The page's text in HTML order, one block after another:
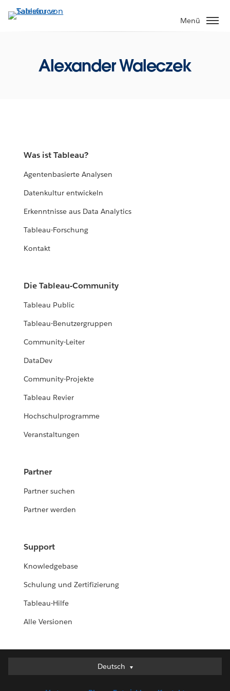
Direkt
zum
Menü
Alexander Waleczek
Was ist Tableau?
Agentenbasierte Analysen
Datenkultur entwickeln
Erkenntnisse aus Data Analytics
Tableau-Forschung
Kontakt
Die Tableau-Community
Tableau Public
Tableau-Benutzergruppen
Community-Leiter
DataDev
Community-Projekte
Tableau Revier
Hochschulprogramme
Veranstaltungen
Partner
Partner suchen
Partner werden
Support
Knowledgebase
Schulung und Zertifizierung
Tableau-Hilfe
Alle Versionen
Deutsch
Deutsch